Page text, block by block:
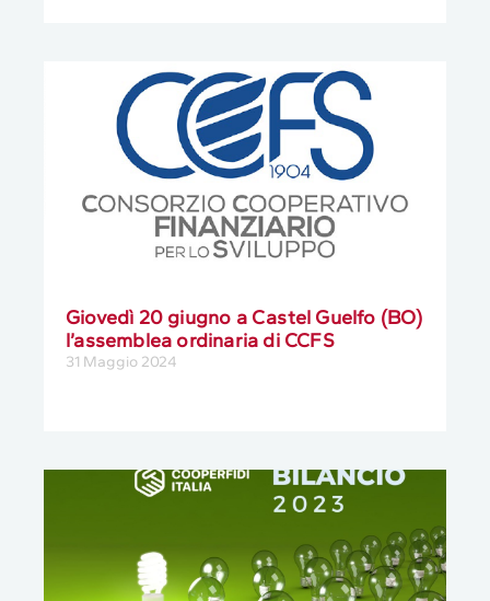
Giovedì 20 giugno a Castel Guelfo (BO)
l’assemblea ordinaria di CCFS
31 Maggio 2024